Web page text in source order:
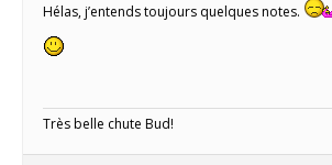
Hélas, j’entends toujours quelques notes.
Très belle chute Bud!